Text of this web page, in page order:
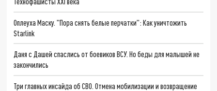
Оплеуха Маску. "Пора снять белые перчатки": Как уничтожить
Starlink
Даня с Дашей спаслись от боевиков ВСУ. Но беды для малышей не
закончились
Три главных инсайда об СВО. Отмена мобилизации и возвращение